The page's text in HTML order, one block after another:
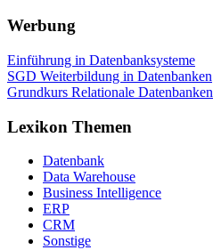
Werbung
Einführung in Datenbanksysteme
SGD Weiterbildung in Datenbanken
Grundkurs Relationale Datenbanken
Lexikon Themen
Datenbank
Data Warehouse
Business Intelligence
ERP
CRM
Sonstige